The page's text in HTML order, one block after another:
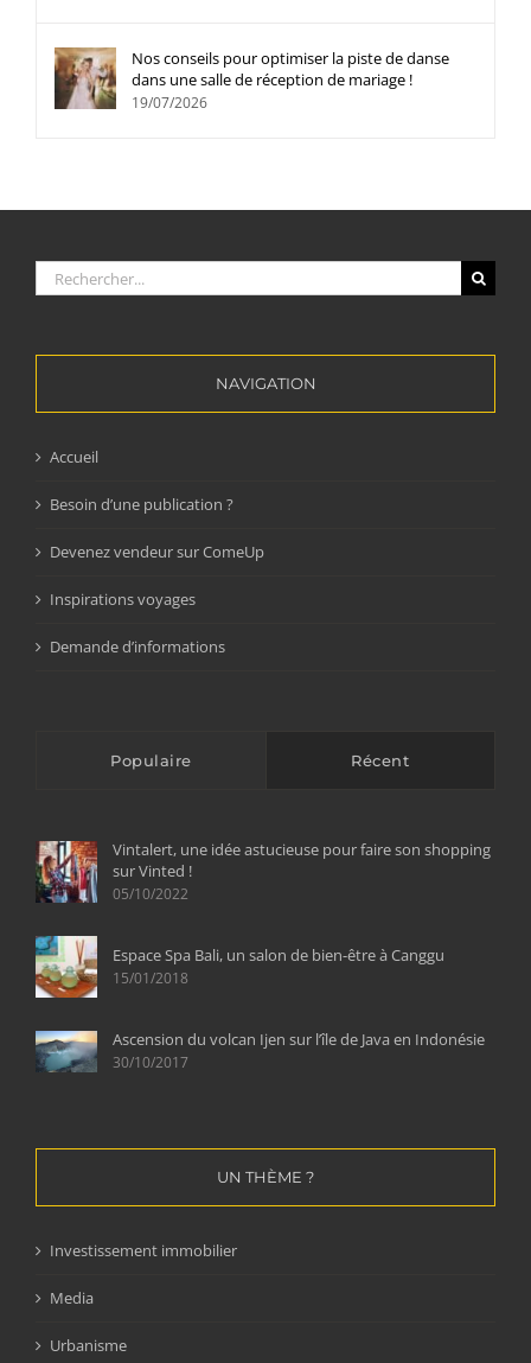
Nos conseils pour optimiser la piste de danse
dans une salle de réception de mariage !
19/07/2026
Rechercher:
NAVIGATION
Accueil
Besoin d’une publication ?
Devenez vendeur sur ComeUp
Inspirations voyages
Demande d’informations
Populaire Récent
Vintalert, une idée astucieuse pour faire son shopping
sur Vinted !
05/10/2022
Espace Spa Bali, un salon de bien-être à Canggu
15/01/2018
Ascension du volcan Ijen sur l’île de Java en Indonésie
30/10/2017
UN THÈME ?
Investissement immobilier
Media
Urbanisme